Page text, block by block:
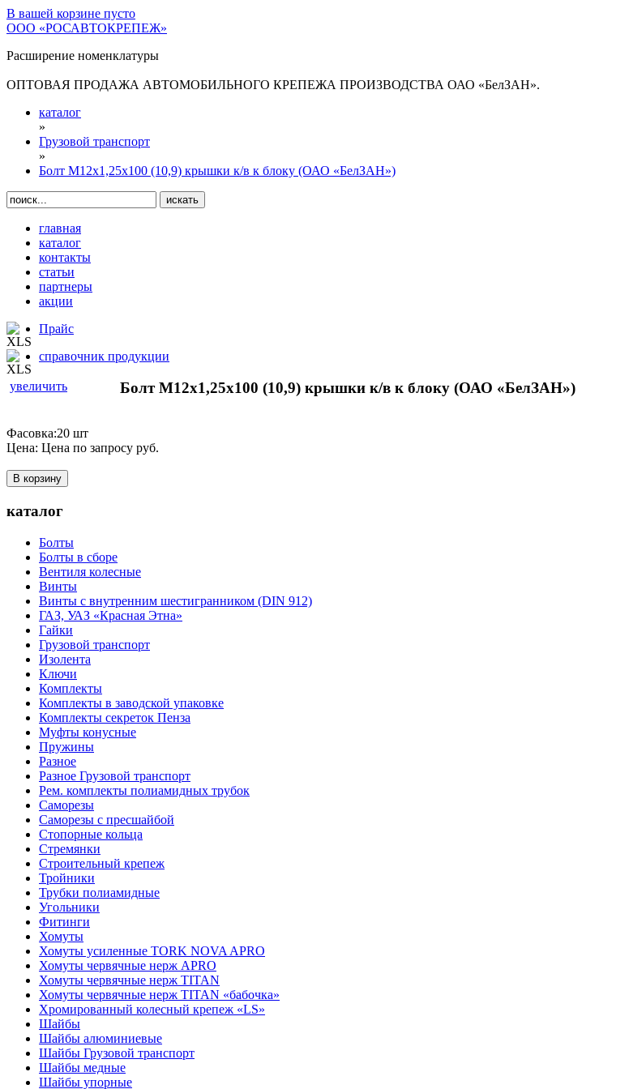
В вашей корзине пусто
ООО «РОСАВТОКРЕПЕЖ»
Расширение номенклатуры
ОПТОВАЯ ПРОДАЖА АВТОМОБИЛЬНОГО КРЕПЕЖА ПРОИЗВОДСТВА ОАО «БелЗАН».
каталог
»
Грузовой транспорт
»
Болт М12х1,25х100 (10,9) крышки к/в к блоку (ОАО «БелЗАН»)
главная
каталог
контакты
статьи
партнеры
акции
Прайс
справочник продукции
увеличить Болт М12х1,25х100 (10,9) крышки к/в к блоку (ОАО «БелЗАН»)
Фасовка:20 шт
Цена: Цена по запросу руб.
В корзину
каталог
Болты
Болты в сборе
Вентиля колесные
Винты
Винты с внутренним шестигранником (DIN 912)
ГАЗ, УАЗ «Красная Этна»
Гайки
Грузовой транспорт
Изолента
Ключи
Комплекты
Комплекты в заводской упаковке
Комплекты секреток Пенза
Муфты конусные
Пружины
Разное
Разное Грузовой транспорт
Рем. комплекты полиамидных трубок
Саморезы
Саморезы с пресшайбой
Стопорные кольца
Стремянки
Строительный крепеж
Тройники
Трубки полиамидные
Угольники
Фитинги
Хомуты
Хомуты усиленные TORK NOVA APRO
Хомуты червячные нерж APRO
Хомуты червячные нерж TITAN
Хомуты червячные нерж TITAN «бабочка»
Хромированный колесный крепеж «LS»
Шайбы
Шайбы алюминиевые
Шайбы Грузовой транспорт
Шайбы медные
Шайбы упорные